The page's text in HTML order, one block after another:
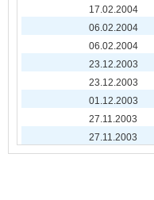
17.02.2004
06.02.2004
06.02.2004
23.12.2003
23.12.2003
01.12.2003
27.11.2003
27.11.2003